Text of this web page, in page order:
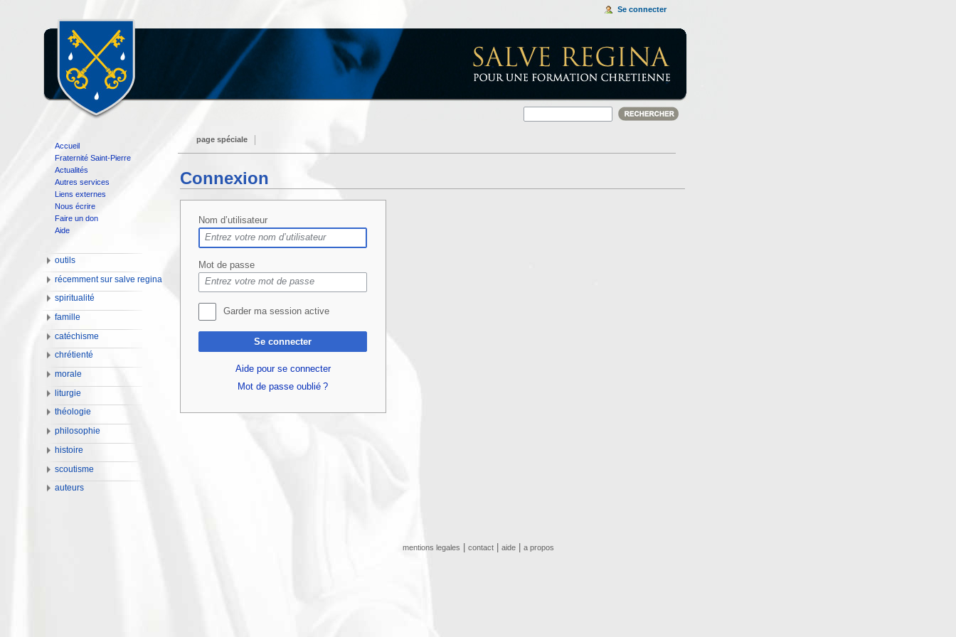
Connexion
Nom d’utilisateur
Mot de passe
Garder ma session active
Se connecter
Aide pour se connecter
Mot de passe oublié ?
page spéciale
Se connecter
Accueil
Fraternité Saint-Pierre
Actualités
Autres services
Liens externes
Nous écrire
Faire un don
Aide
outils
récemment sur salve regina
spiritualité
famille
catéchisme
chrétienté
morale
liturgie
théologie
philosophie
histoire
scoutisme
auteurs
mentions legales contact| aide| a propos